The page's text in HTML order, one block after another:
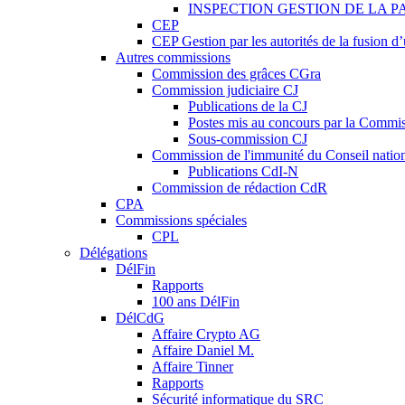
INSPECTION GESTION DE LA
CEP
CEP Gestion par les autorités de la fusion
Autres commissions
Commission des grâces CGra
Commission judiciaire CJ
Publications de la CJ
Postes mis au concours par la
Sous-commission CJ
Commission de l'immunité du Conseil
Publications CdI-N
Commission de rédaction CdR
CPA
Commissions spéciales
CPL
Délégations
DélFin
Rapports
100 ans DélFin
DélCdG
Affaire Crypto AG
Affaire Daniel M.
Affaire Tinner
Rapports
Sécurité informatique du SRC